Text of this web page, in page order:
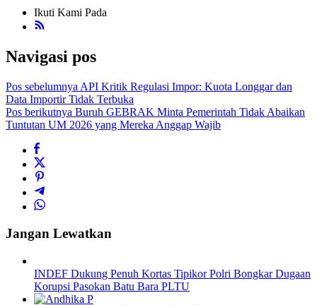
Ikuti Kami Pada
Navigasi pos
Pos sebelumnya API Kritik Regulasi Impor: Kuota Longgar dan
Data Importir Tidak Terbuka
Pos berikutnya Buruh GEBRAK Minta Pemerintah Tidak Abaikan
Tuntutan UM 2026 yang Mereka Anggap Wajib
Jangan Lewatkan
INDEF Dukung Penuh Kortas Tipikor Polri Bongkar Dugaan
Korupsi Pasokan Batu Bara PLTU